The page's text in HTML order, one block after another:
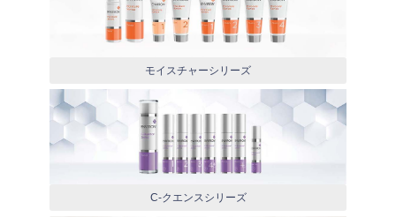
モイスチャーシリーズ
C-クエンスシリーズ